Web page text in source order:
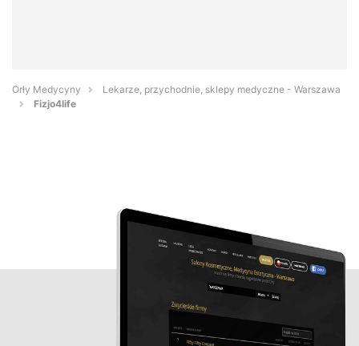
Orły Medycyny
Lekarze, przychodnie, sklepy medyczne - Warszawa
Fizjo4life